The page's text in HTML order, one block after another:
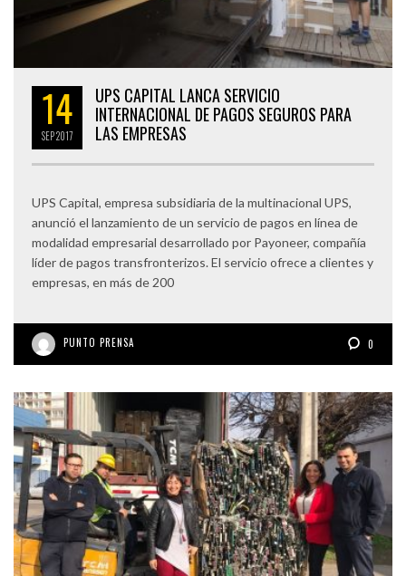
14
SEP2017
UPS CAPITAL LANCA SERVICIO
INTERNACIONAL DE PAGOS SEGUROS PARA
LAS EMPRESAS
UPS Capital, empresa subsidiaria de la multinacional UPS,
anunció el lanzamiento de un servicio de pagos en línea de
modalidad empresarial desarrollado por Payoneer, compañía
líder de pagos transfronterizos. El servicio ofrece a clientes y
empresas, en más de 200
PUNTO PRENSA 0